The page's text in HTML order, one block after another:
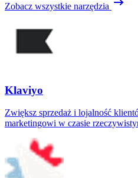
Zobacz wszystkie narzędzia
Klaviyo
Zwiększ sprzedaż i lojalność
marketingowi w czasie